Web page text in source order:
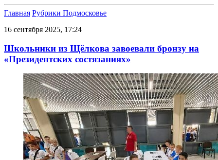
Главная Рубрики Подмосковье
16 сентября 2025, 17:24
Школьники из Щёлкова завоевали бронзу на
«Президентских состязаниях»